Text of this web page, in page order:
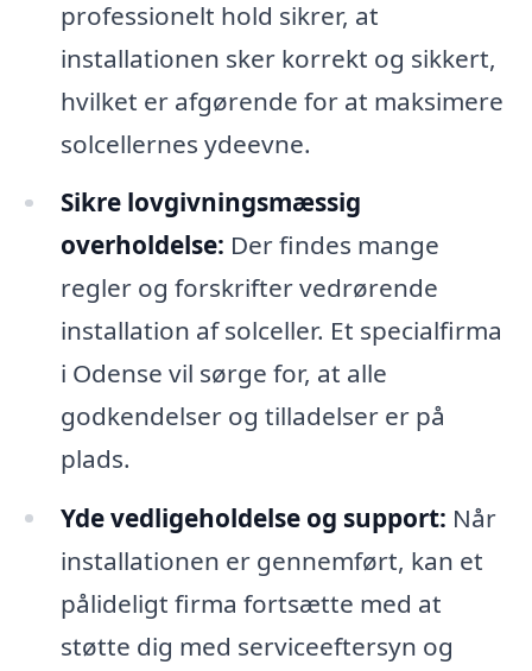
professionelt hold sikrer, at
installationen sker korrekt og sikkert,
hvilket er afgørende for at maksimere
solcellernes ydeevne.
Sikre lovgivningsmæssig
overholdelse: Der findes mange
regler og forskrifter vedrørende
installation af solceller. Et specialfirma
i Odense vil sørge for, at alle
godkendelser og tilladelser er på
plads.
Yde vedligeholdelse og support: Når
installationen er gennemført, kan et
pålideligt firma fortsætte med at
støtte dig med serviceeftersyn og